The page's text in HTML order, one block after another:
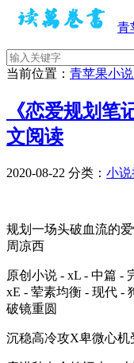
青
当前位置： 青苹果小说
《恋爱规划笔
文阅读
2020-08-22 分类： 小
规划一场头破血流的
周凉西
原创小说 - xL - 中篇 -
xE - 荤素均衡 - 现代 -
破镜重圆
沉稳高冷攻X卑微心机